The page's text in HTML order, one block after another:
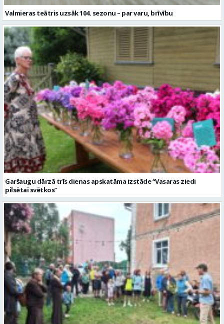
Valmieras teātris uzsāk 104. sezonu – par varu, brīvību
Garšaugu dārzā trīs dienas apskatāma izstāde “Vasaras ziedi
pilsētai svētkos”